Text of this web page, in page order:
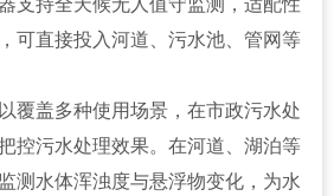
支持全天候无人值守监测，适配性
可直接投入河道、污水池、管网等
覆盖多种使用场景，在市政污水处
控污水处理效果。在河道、湖泊等
测水体浑浊度与悬浮物变化，为水